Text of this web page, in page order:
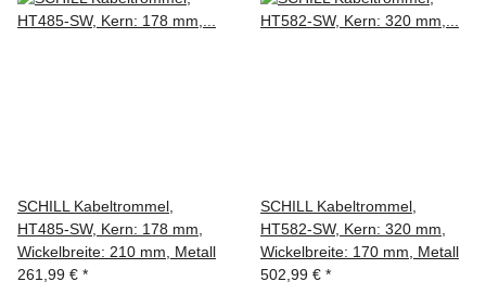
SCHILL Kabeltrommel,
HT485-SW, Kern: 178 mm,
Wickelbreite: 210 mm, Metall
261,99 € *
SCHILL Kabeltrommel,
HT582-SW, Kern: 320 mm,
Wickelbreite: 170 mm, Metall
502,99 € *